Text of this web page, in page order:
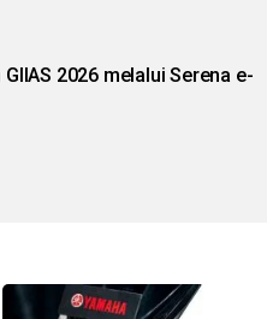
2026 melalui Serena e-